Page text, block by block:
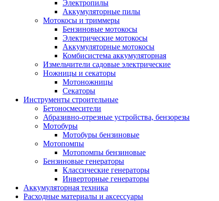
Электропилы
Аккумуляторные пилы
Мотокосы и триммеры
Бензиновые мотокосы
Электрические мотокосы
Аккумуляторные мотокосы
Комбисистема аккумуляторная
Измельчители садовые электрические
Ножницы и секаторы
Мотоножницы
Секаторы
Инструменты строительные
Бетоносмесители
Абразивно-отрезные устройства, бензорезы
Мотобуры
Мотобуры бензиновые
Мотопомпы
Мотопомпы бензиновые
Бензиновые генераторы
Классические генераторы
Инверторные генераторы
Аккумуляторная техника
Расходные материалы и аксессуары